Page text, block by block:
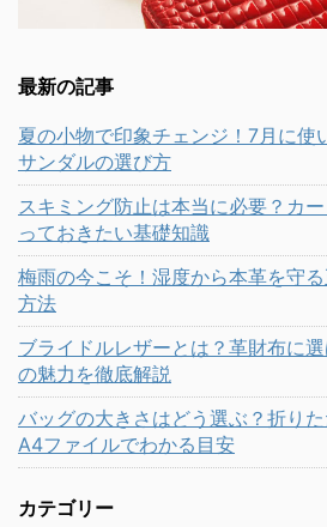
最新の記事
夏の小物で印象チェンジ！7月に使
サンダルの選び方
スキミング防止は本当に必要？カ
っておきたい基礎知識
梅雨の今こそ！湿度から本革を守
方法
ブライドルレザーとは？革財布に
の魅力を徹底解説
バッグの大きさはどう選ぶ？折り
A4ファイルでわかる目安
カテゴリー